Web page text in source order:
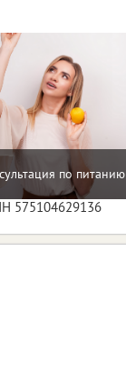
по питанию
575104629136